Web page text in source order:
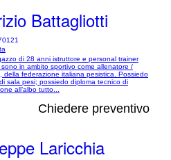
Battagliotti
di 28 anni istruttore e personal trainer
in ambito sportivo come allenatore /
della federazione italiana pesistica. Possiedo
sala pesi; possiedo diploma tecnico di
all’albo tutto...
Chiedere preventivo
Laricchia